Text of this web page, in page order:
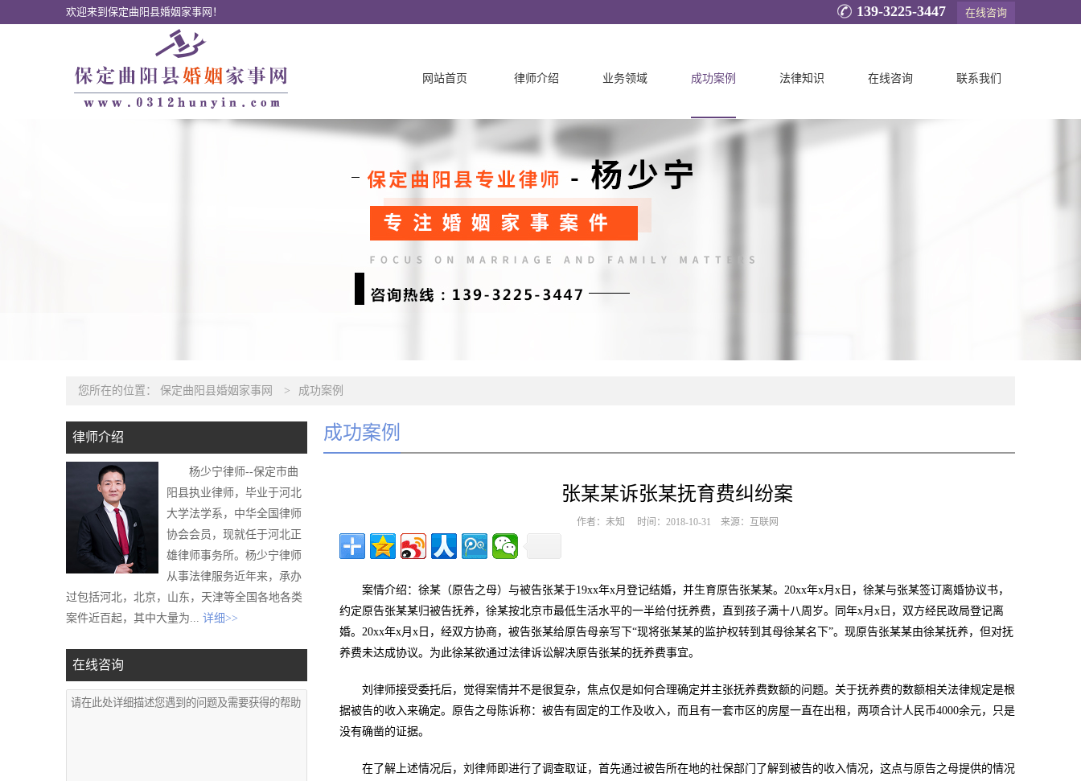
欢迎来到保定曲阳县婚姻家事网！ 139-3225-3447 在线咨询
网站首页 律师介绍 业务领域 成功案例 法律知识 在线咨询 联系我们
您所在的位置： 保定曲阳县婚姻家事网 > 成功案例
律师介绍
杨少宁律师--保定市曲
阳县执业律师，毕业于河北
大学法学系，中华全国律师
协会会员，现就任于河北正
雄律师事务所。杨少宁律师
从事法律服务近年来，承办
过包括河北，北京，山东，天津等全国各地各类
案件近百起，其中大量为... 详细>>
在线咨询
成功案例
张某某诉张某抚育费纠纷案
作者：未知 时间：2018-10-31 来源：互联网
案情介绍：徐某（原告之母）与被告张某于19xx年x月登记结婚，并生育原告张某某。20xx年x月x日，徐某与张某签订离婚协议书，
约定原告张某某归被告抚养，徐某按北京市最低生活水平的一半给付抚养费，直到孩子满十八周岁。同年x月x日，双方经民政局登记离
婚。20xx年x月x日，经双方协商，被告张某给原告母亲写下“现将张某某的监护权转到其母徐某名下”。现原告张某某由徐某抚养，但对抚
养费未达成协议。为此徐某欲通过法律诉讼解决原告张某的抚养费事宜。
刘律师接受委托后，觉得案情并不是很复杂，焦点仅是如何合理确定并主张抚养费数额的问题。关于抚养费的数额相关法律规定是根
据被告的收入来确定。原告之母陈诉称：被告有固定的工作及收入，而且有一套市区的房屋一直在出租，两项合计人民币4000余元，只是
没有确凿的证据。
在了解上述情况后，刘律师即进行了调查取证，首先通过被告所在地的社保部门了解到被告的收入情况，这点与原告之母提供的情况